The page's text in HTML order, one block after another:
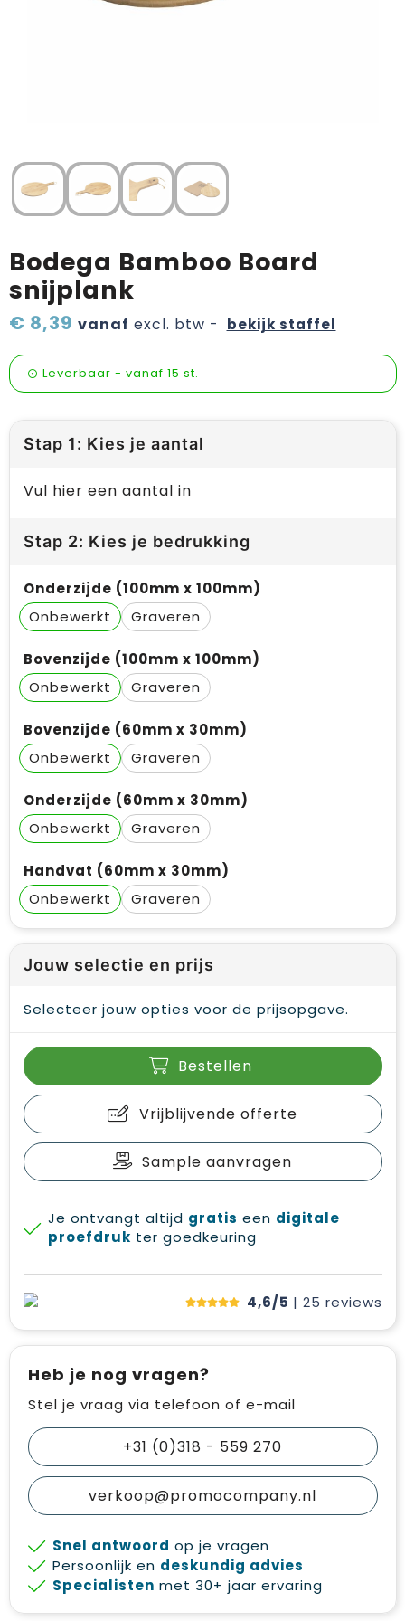
Wijn, bier en proeverij
Zomerpakketten
Bodega Bamboo Board
snijplank
€ 8,39 vanaf excl. btw - bekijk staffel
Leverbaar - vanaf 15 st.
Stap 1: Kies je aantal
Vul hier een aantal in
Stap 2: Kies je bedrukking
Onderzijde (100mm x 100mm)
Onbewerkt
Graveren
Bovenzijde (100mm x 100mm)
Onbewerkt
Graveren
Bovenzijde (60mm x 30mm)
Onbewerkt
Graveren
Onderzijde (60mm x 30mm)
Onbewerkt
Graveren
Handvat (60mm x 30mm)
Onbewerkt
Graveren
Jouw selectie en prijs
Selecteer jouw opties voor de prijsopgave.
Bestellen
Vrijblijvende offerte
Sample aanvragen
Je ontvangt altijd gratis een digitale
proefdruk ter goedkeuring
4,6/5 | 25 reviews
Heb je nog vragen?
Stel je vraag via telefoon of e-mail
+31 (0)318 - 559 270
verkoop@promocompany.nl
Snel antwoord op je vragen
Persoonlijk en deskundig advies
Specialisten met 30+ jaar ervaring